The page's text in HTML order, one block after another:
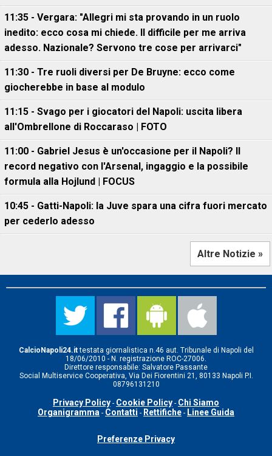
11:35 - Vergara: "Allegri mi sta provando in un ruolo
inedito: ecco cosa mi chiede. Il difficile per me arriva
adesso. Nazionale? Servono tre cose per arrivarci"
11:30 - Tre ruoli diversi per De Bruyne: ecco come
giocherebbe in base al modulo
11:15 - Svago per i giocatori del Napoli: uscita libera
all'Ombrellone di Roccaraso | FOTO
11:00 - Gabriel Jesus è un'occasione per il Napoli? Il
record negativo con l'Arsenal, ingaggio e la possibile
formula alla Hojlund | FOCUS
10:45 - Gatti-Napoli: la Juve spara una cifra fuori mercato
per cederlo adesso
Altre Notizie »
CalcioNapoli24.ittestata giornalistica n.46 aut. Tribunale di Napoli del
18/06/2010 - N. registrazione ROC-27006.
Direttore responsabile: Salvatore Passante
Social Multiservice Cooperativa, Via Dei Fiorentini 21, 80133 Napoli P.I.
08796131210
Privacy Policy - Cookie Policy - Chi Siamo
Organigramma - Contatti - Rettifiche - Linee Guida
Preferenze Privacy